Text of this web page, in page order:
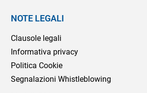
NOTE LEGALI
Clausole legali
Informativa privacy
Politica Cookie
Segnalazioni Whistleblowing